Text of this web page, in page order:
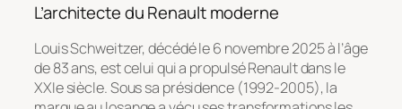
L’architecte du Renault moderne
Louis Schweitzer, décédé le 6 novembre 2025 à l’âge
de 83 ans, est celui qui a propulsé Renault dans le
XXIe siècle. Sous sa présidence (1992-2005), la